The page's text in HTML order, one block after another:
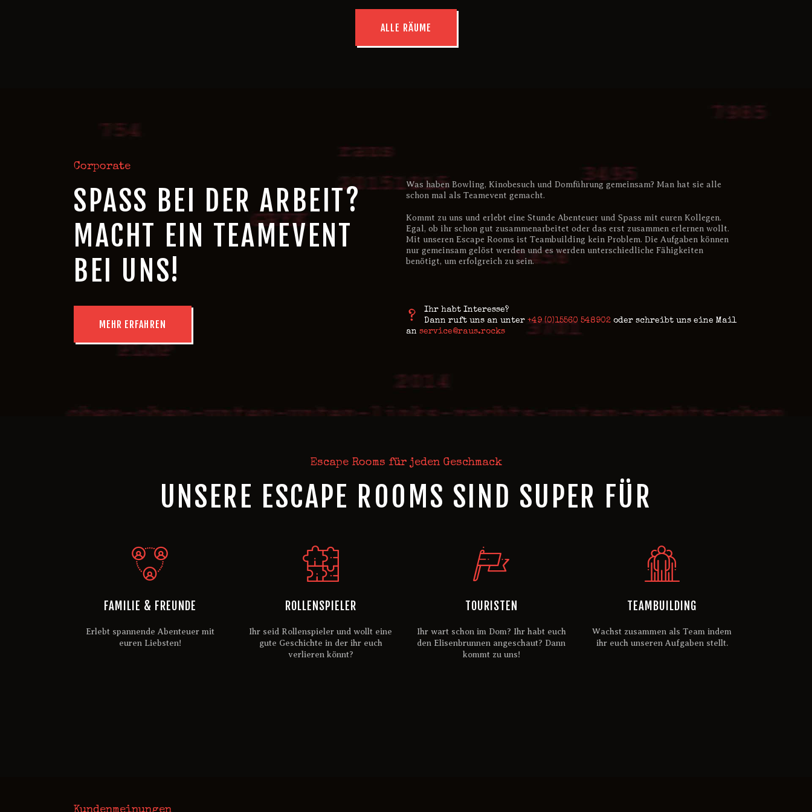
ALLE RÄUME
Corporate
SPASS BEI DER ARBEIT?
MACHT EIN TEAMEVENT
BEI UNS!
MEHR ERFAHREN
Was haben Bowling, Kinobesuch und Domführung gemeinsam? Man hat sie alle
schon mal als Teamevent gemacht.
Kommt zu uns und erlebt eine Stunde Abenteuer und Spass mit euren Kollegen.
Egal, ob ihr schon gut zusammenarbeitet oder das erst zusammen erlernen wollt.
Mit unseren Escape Rooms ist Teambuilding kein Problem. Die Aufgaben können
nur gemeinsam gelöst werden und es werden unterschiedliche Fähigkeiten
benötigt, um erfolgreich zu sein.
Ihr habt Interesse?
Dann ruft uns an unter +49 (0)15560 548902oder schreibt uns eine Mail
an service@raus.rocks
Escape Rooms für jeden Geschmack
UNSERE ESCAPE ROOMS SIND SUPER FÜR
FAMILIE & FREUNDE
Erlebt spannende Abenteuer mit
euren Liebsten!
ROLLENSPIELER
Ihr seid Rollenspieler und wollt eine
gute Geschichte in der ihr euch
verlieren könnt?
TOURISTEN
Ihr wart schon im Dom? Ihr habt euch
den Elisenbrunnen angeschaut? Dann
kommt zu uns!
TEAMBUILDING
Wachst zusammen als Team indem
ihr euch unseren Aufgaben stellt.